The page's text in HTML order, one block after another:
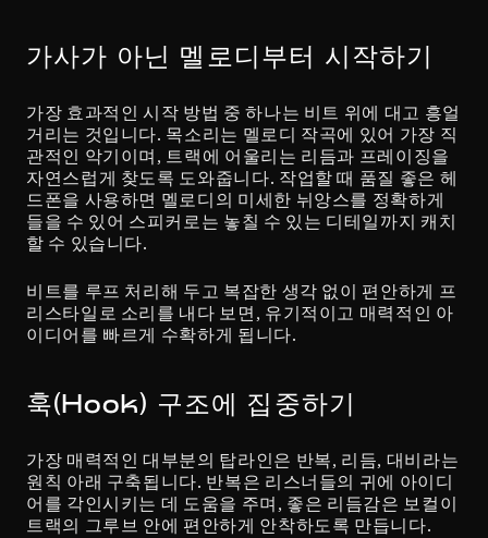
가사가 아닌 멜로디부터 시작하기
가장 효과적인 시작 방법 중 하나는 비트 위에 대고 흥얼
거리는 것입니다. 목소리는 멜로디 작곡에 있어 가장 직
관적인 악기이며, 트랙에 어울리는 리듬과 프레이징을
자연스럽게 찾도록 도와줍니다. 작업할 때 품질 좋은 헤
드폰을 사용하면 멜로디의 미세한 뉘앙스를 정확하게
들을 수 있어 스피커로는 놓칠 수 있는 디테일까지 캐치
할 수 있습니다.
비트를 루프 처리해 두고 복잡한 생각 없이 편안하게 프
리스타일로 소리를 내다 보면, 유기적이고 매력적인 아
이디어를 빠르게 수확하게 됩니다.
훅(Hook) 구조에 집중하기
가장 매력적인 대부분의 탑라인은 반복, 리듬, 대비라는
원칙 아래 구축됩니다. 반복은 리스너들의 귀에 아이디
어를 각인시키는 데 도움을 주며, 좋은 리듬감은 보컬이
트랙의 그루브 안에 편안하게 안착하도록 만듭니다.